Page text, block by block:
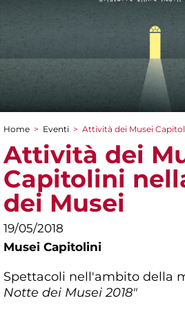
Tu sei qui
Home > Eventi > Attività dei Musei
Attività dei
Capitolini
dei Musei
19/05/2018
Musei Capitolini
Spettacoli nell'ambito della
Notte dei Musei 2018"